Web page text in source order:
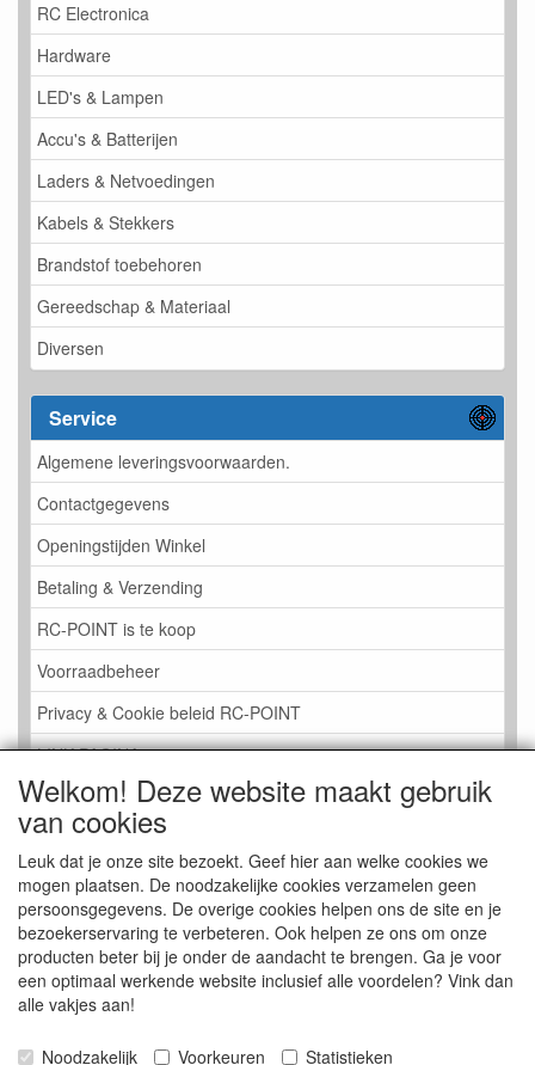
RC Electronica
Hardware
LED's & Lampen
Accu's & Batterijen
Laders & Netvoedingen
Kabels & Stekkers
Brandstof toebehoren
Gereedschap & Materiaal
Diversen
Service
Algemene leveringsvoorwaarden.
Contactgegevens
Openingstijden Winkel
Betaling & Verzending
RC-POINT is te koop
Voorraadbeheer
Privacy & Cookie beleid RC-POINT
LINK PAGINA
Gastenboek RC-POINT
Kijkje in de Winkel
Welkom! Deze website maakt gebruik
van cookies
Leuk dat je onze site bezoekt. Geef hier aan welke cookies we
mogen plaatsen. De noodzakelijke cookies verzamelen geen
persoonsgegevens. De overige cookies helpen ons de site en je
bezoekerservaring te verbeteren. Ook helpen ze ons om onze
producten beter bij je onder de aandacht te brengen. Ga je voor
een optimaal werkende website inclusief alle voordelen? Vink dan
alle vakjes aan!
Noodzakelijk Voorkeuren Statistieken